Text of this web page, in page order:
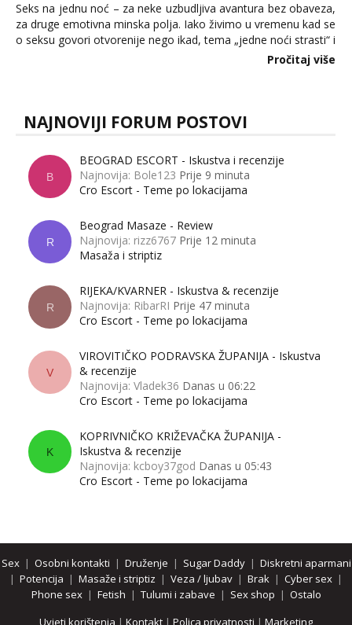
Seks na jednu noć – za neke uzbudljiva avantura bez obaveza,
za druge emotivna minska polja. Iako živimo u vremenu kad se
o seksu govori otvorenije nego ikad, tema „jedne noći strasti“ i
dalje izaziva burne rasprave. Što zapravo misle žene, a što
Pročitaj više
NAJNOVIJI FORUM POSTOVI
B
BEOGRAD ESCORT - Iskustva i recenzije
Najnovija: Bole123 Prije 9 minuta
Cro Escort - Teme po lokacijama
R
Beograd Masaze - Review
Najnovija: rizz6767 Prije 12 minuta
Masaža i striptiz
R
RIJEKA/KVARNER - Iskustva & recenzije
Najnovija: RibarRI Prije 47 minuta
Cro Escort - Teme po lokacijama
V
VIROVITIČKO PODRAVSKA ŽUPANIJA - Iskustva
& recenzije
Najnovija: Vladek36 Danas u 06:22
Cro Escort - Teme po lokacijama
K
KOPRIVNIČKO KRIŽEVAČKA ŽUPANIJA -
Iskustva & recenzije
Najnovija: kcboy37god Danas u 05:43
Cro Escort - Teme po lokacijama
Sex| Osobni kontakti | Druženje | Sugar Daddy| Diskretni aparmani
| Potencija | Masaže i striptiz | Veza / ljubav | Brak | Cyber sex |
Phone sex| Fetish | Tulumi i zabave | Sex shop | Ostalo
Uvjeti korištenja | Kontakt | Polica privatnosti | Marketing